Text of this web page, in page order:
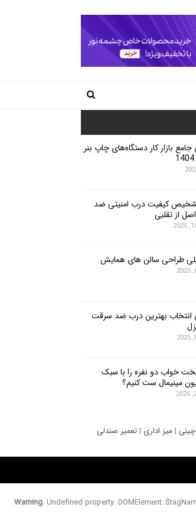
جامع بازار کار دستگاه‌های چاپ بنر
کیفیت درب امنیتی ضد
از تقلبی
طراحی سالن های همایش
انتخاب بهترین درب ضد سرقت
خواب دو نفره را با سبک
مینیمال ست کنیم؟
| میز اداری | تعمیر صندلی
Warning: Undefined property: